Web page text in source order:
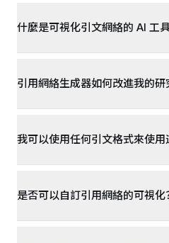
什麼是可視化引文網絡的 AI 工具
引用網絡生成器如何改進我的研
我可以使用任何引文格式來使用
是否可以自訂引用網絡的可視化